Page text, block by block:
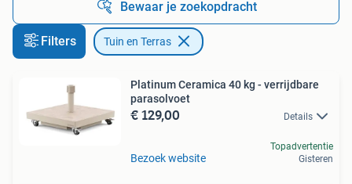
Bewaar je zoekopdracht
Filters Tuin en Terras
Platinum Ceramica 40 kg - verrijdbare
parasolvoet
€ 129,00 Details
Bezoek website
Topadvertentie
Gisteren